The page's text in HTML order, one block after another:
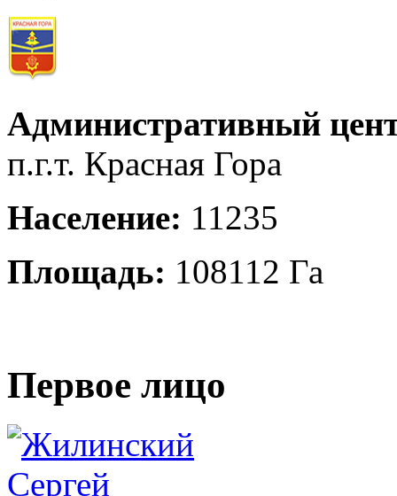
Административный
п.г.т. Красная Гора
Население: 11235
Площадь: 108112 Га
Первое лицо